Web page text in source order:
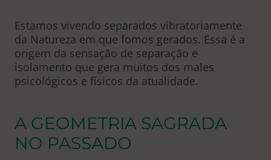
Estamos vivendo separados vibratoriamente
da Natureza em que fomos gerados. Essa é a
origem da sensação de separação e
isolamento que gera muitos dos males
psicológicos e físicos da atualidade.
A GEOMETRIA SAGRADA
NO PASSADO